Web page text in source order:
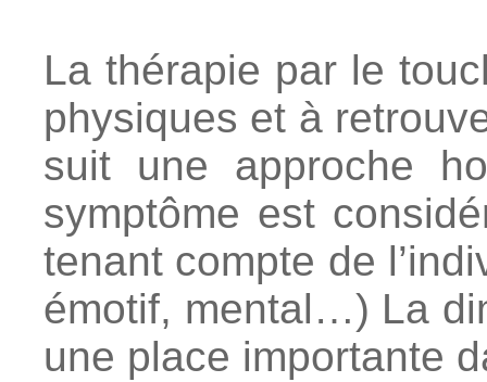
La thérapie par le
physiques et à
suit une approche
symptôme est
tenant compte de
émotif, mental…) La
une place importante